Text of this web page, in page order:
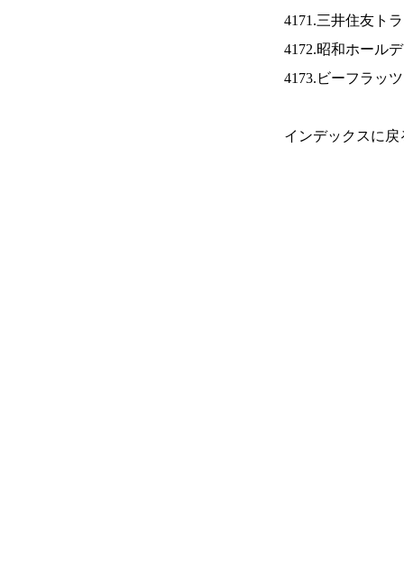
4171.三井住友ト
4172.昭和ホール
4173.ビーフラッ
インデックスに戻